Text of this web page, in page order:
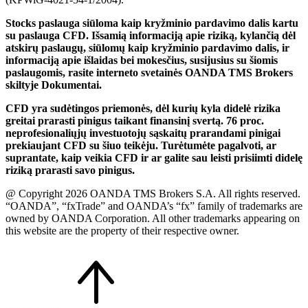
Stocks paslauga siūloma kaip kryžminio pardavimo dalis kartu
su paslauga CFD. Išsamią informaciją apie riziką, kylančią dėl
atskirų paslaugų, siūlomų kaip kryžminio pardavimo dalis, ir
informaciją apie išlaidas bei mokesčius, susijusius su šiomis
paslaugomis, rasite interneto svetainės OANDA TMS Brokers
skiltyje Dokumentai.
CFD yra sudėtingos priemonės, dėl kurių kyla didelė rizika
greitai prarasti pinigus taikant finansinį svertą. 76 proc.
neprofesionaliųjų investuotojų sąskaitų prarandami pinigai
prekiaujant CFD su šiuo teikėju. Turėtumėte pagalvoti, ar
suprantate, kaip veikia CFD ir ar galite sau leisti prisiimti didelę
riziką prarasti savo pinigus.
@ Copyright 2026 OANDA TMS Brokers S.A. All rights reserved.
“OANDA”, “fxTrade” and OANDA’s “fx” family of trademarks are
owned by OANDA Corporation. All other trademarks appearing on
this website are the property of their respective owner.